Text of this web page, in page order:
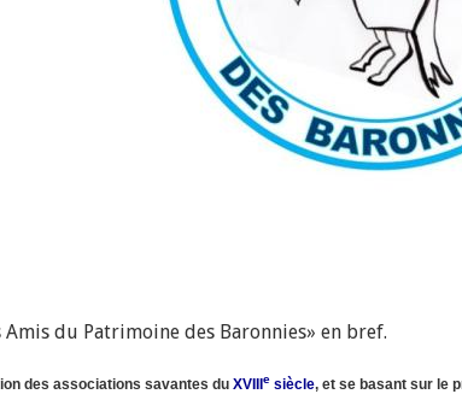
Amis du Patrimoine des Baronnies» en bref.
des associations savantes du XVIII esiècle, et se basant sur le